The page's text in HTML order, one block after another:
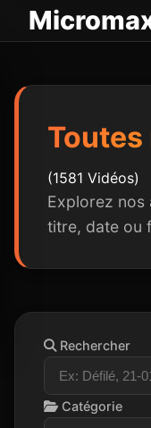
(1581 Vidéos)
Explorez nos
titre, date ou
Rechercher
Catégorie
Panneau de gestion